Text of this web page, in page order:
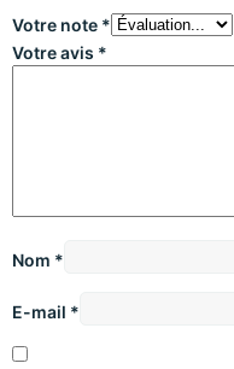
Votre note *
Votre avis *
Nom *
E-mail *